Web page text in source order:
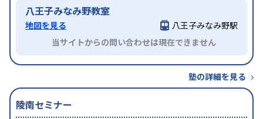
八王子みなみ野教室
地図を見る
八王子みなみ野駅
当サイトからの問い合わせは現在できません
塾の詳細を見る
陵南セミナー